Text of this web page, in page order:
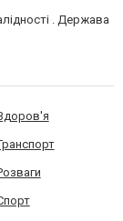
. Держава